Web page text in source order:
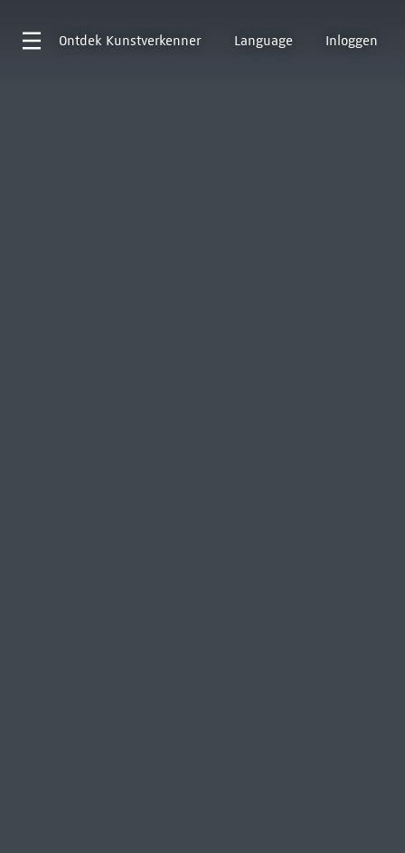
Ontdek Kunstverkenner Language Inloggen